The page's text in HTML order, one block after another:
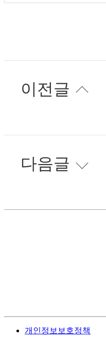
이전글
다음글
개인정보보호정책